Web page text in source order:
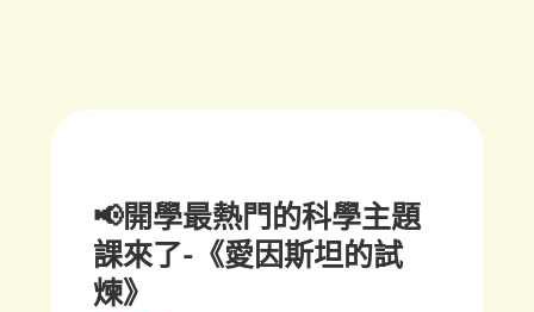
📢開學最熱門的科學主題
課來了-《愛因斯坦的試
煉》